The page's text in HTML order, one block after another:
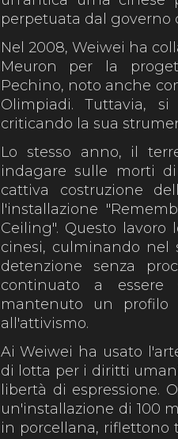
perpetuata dal governo
Nel 2008, Weiwei ha
Meuron per la
Pechino, noto anche
Olimpiadi. Tuttavia,
criticando la sua
Lo stesso anno, il
indagare sulle morti
cattiva costruzione
l'installazione
Ceiling". Questo
cinesi, culminando nel
detenzione senza
continuato a
mantenuto un
all'attivismo.
Ai Weiwei ha usato
di lotta per i diritti
libertà di espressione.
un'installazione di 100
in porcellana, riflettono